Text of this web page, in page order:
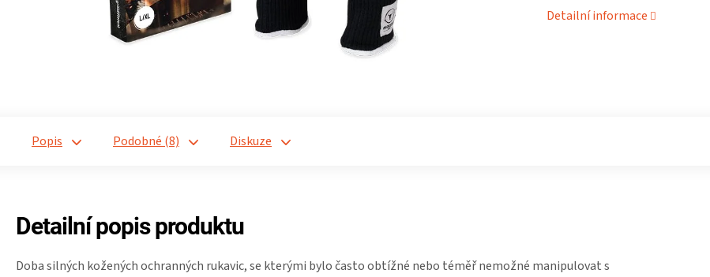
Detailní informace
Popis Podobné (8) Diskuze
Detailní popis produktu
Doba silných kožených ochranných rukavic, se kterými bylo často obtížné nebo téměř nemožné manipulovat s